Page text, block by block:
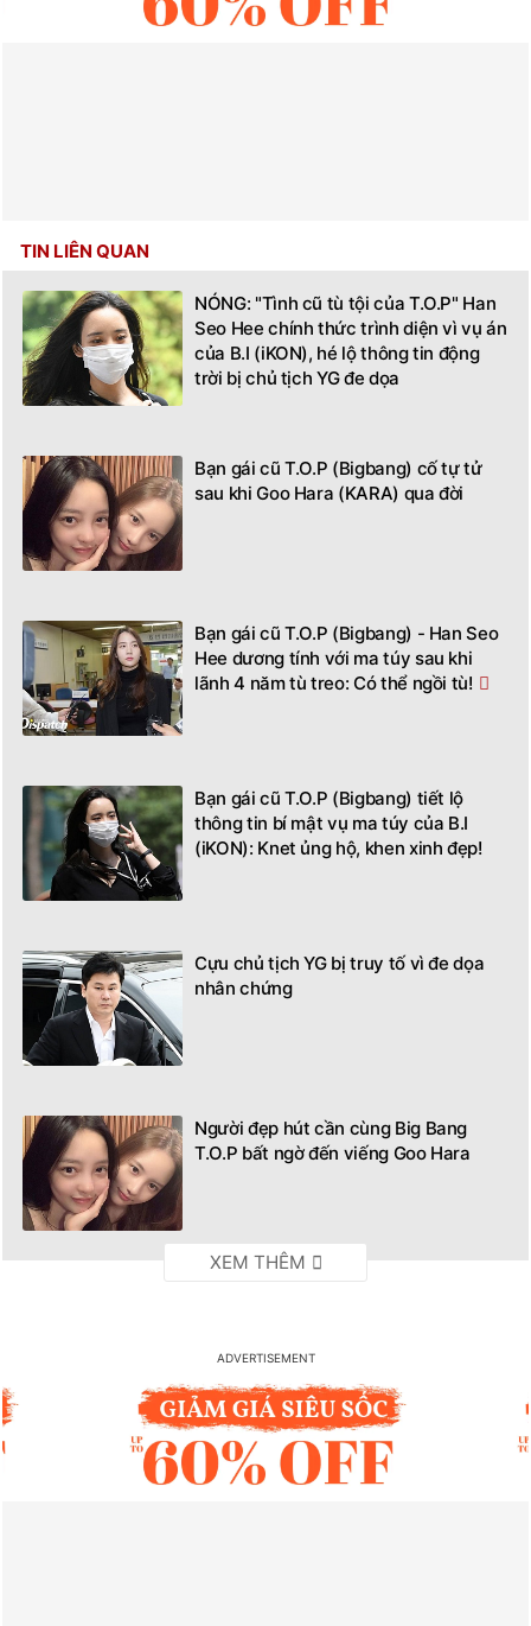
TIN LIÊN QUAN
NÓNG: "Tình cũ tù tội của T.O.P" Han
Seo Hee chính thức trình diện vì vụ án
của B.I (iKON), hé lộ thông tin động
trời bị chủ tịch YG đe dọa
Bạn gái cũ T.O.P (Bigbang) cố tự tử
sau khi Goo Hara (KARA) qua đời
Bạn gái cũ T.O.P (Bigbang) - Han Seo
Hee dương tính với ma túy sau khi
lãnh 4 năm tù treo: Có thể ngồi tù!
Bạn gái cũ T.O.P (Bigbang) tiết lộ
thông tin bí mật vụ ma túy của B.I
(iKON): Knet ủng hộ, khen xinh đẹp!
Cựu chủ tịch YG bị truy tố vì đe dọa
nhân chứng
Người đẹp hút cần cùng Big Bang
T.O.P bất ngờ đến viếng Goo Hara